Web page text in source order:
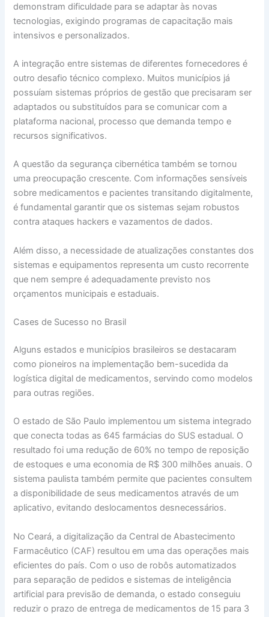
demonstram dificuldade para se adaptar às novas
tecnologias, exigindo programas de capacitação mais
intensivos e personalizados.
A integração entre sistemas de diferentes fornecedores é
outro desafio técnico complexo. Muitos municípios já
possuíam sistemas próprios de gestão que precisaram ser
adaptados ou substituídos para se comunicar com a
plataforma nacional, processo que demanda tempo e
recursos significativos.
A questão da segurança cibernética também se tornou
uma preocupação crescente. Com informações sensíveis
sobre medicamentos e pacientes transitando digitalmente,
é fundamental garantir que os sistemas sejam robustos
contra ataques hackers e vazamentos de dados.
Além disso, a necessidade de atualizações constantes dos
sistemas e equipamentos representa um custo recorrente
que nem sempre é adequadamente previsto nos
orçamentos municipais e estaduais.
Cases de Sucesso no Brasil
Alguns estados e municípios brasileiros se destacaram
como pioneiros na implementação bem-sucedida da
logística digital de medicamentos, servindo como modelos
para outras regiões.
O estado de São Paulo implementou um sistema integrado
que conecta todas as 645 farmácias do SUS estadual. O
resultado foi uma redução de 60% no tempo de reposição
de estoques e uma economia de R$ 300 milhões anuais. O
sistema paulista também permite que pacientes consultem
a disponibilidade de seus medicamentos através de um
aplicativo, evitando deslocamentos desnecessários.
No Ceará, a digitalização da Central de Abastecimento
Farmacêutico (CAF) resultou em uma das operações mais
eficientes do país. Com o uso de robôs automatizados
para separação de pedidos e sistemas de inteligência
artificial para previsão de demanda, o estado conseguiu
reduzir o prazo de entrega de medicamentos de 15 para 3